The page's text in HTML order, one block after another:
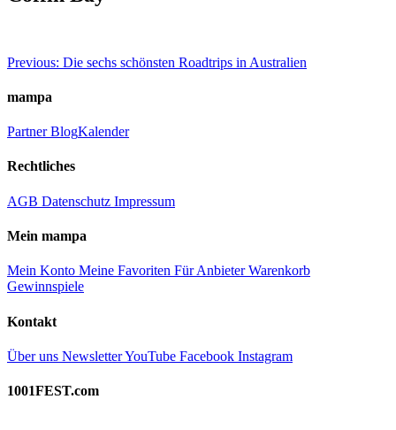
Beitragsnavigation
Previous: Die sechs schönsten Roadtrips in Australien
mampa
PartnerBlogKalender
Rechtliches
AGB Datenschutz Impressum
Mein mampa
Mein Konto Meine Favoriten Für AnbieterWarenkorb
Gewinnspiele
Kontakt
Über uns NewsletterYouTube Facebook Instagram
1001FEST.com